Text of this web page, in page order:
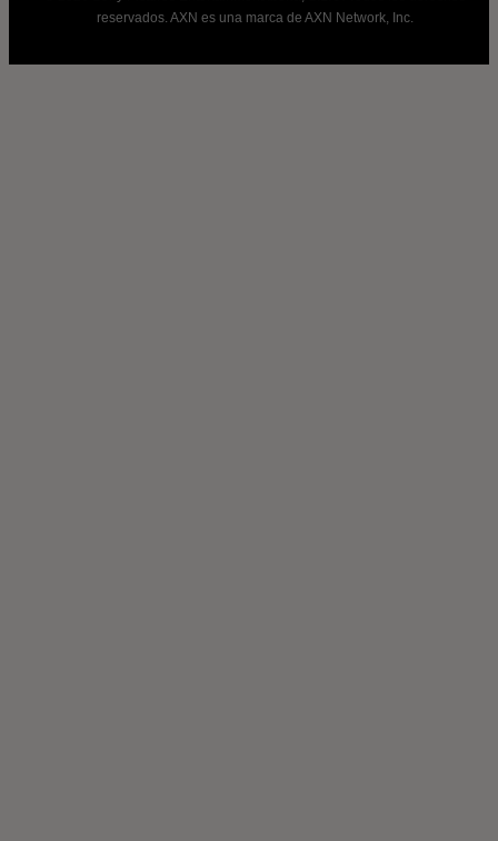
reservados. AXN es una marca de AXN Network, Inc.